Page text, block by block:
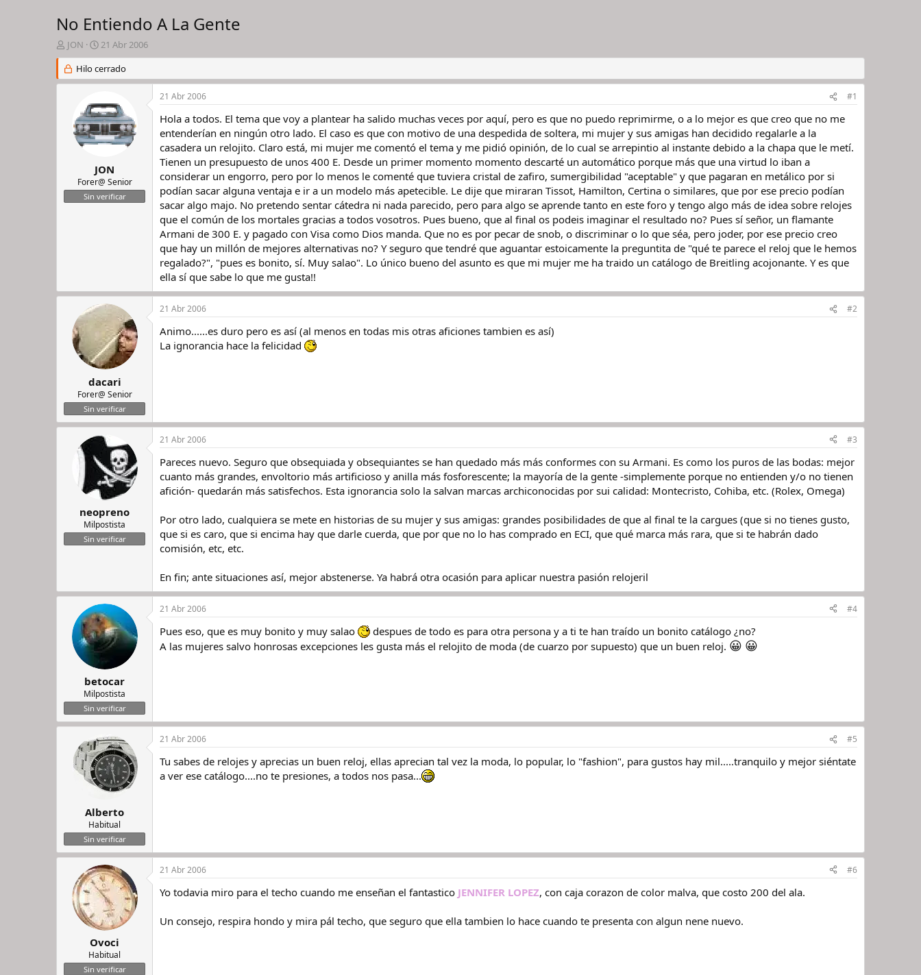
No Entiendo A La Gente
I
n
i
c
h
i
JON
F
e
c
h
d
e
i
n
c
i
o
21 Abr 2006
Hilo cerrado
JON
Forer@ Senior
Sin verificar
21 Abr 2006 #1
Hola a todos. El tema que voy a plantear ha salido muchas veces por aquí, pero es que no puedo reprimirme, o a lo mejor es que creo que no me
entenderían en ningún otro lado. El caso es que con motivo de una despedida de soltera, mi mujer y sus amigas han decidido regalarle a la
casadera un relojito. Claro está, mi mujer me comentó el tema y me pidió opinión, de lo cual se arrepintio al instante debido a la chapa que le metí.
Tienen un presupuesto de unos 400 E. Desde un primer momento momento descarté un automático porque más que una virtud lo iban a
considerar un engorro, pero por lo menos le comenté que tuviera cristal de zafiro, sumergibilidad "aceptable" y que pagaran en metálico por si
podían sacar alguna ventaja e ir a un modelo más apetecible. Le dije que miraran Tissot, Hamilton, Certina o similares, que por ese precio podían
sacar algo majo. No pretendo sentar cátedra ni nada parecido, pero para algo se aprende tanto en este foro y tengo algo más de idea sobre relojes
que el común de los mortales gracias a todos vosotros. Pues bueno, que al final os podeis imaginar el resultado no? Pues sí señor, un flamante
Armani de 300 E. y pagado con Visa como Dios manda. Que no es por pecar de snob, o discriminar o lo que séa, pero joder, por ese precio creo
que hay un millón de mejores alternativas no? Y seguro que tendré que aguantar estoicamente la preguntita de "qué te parece el reloj que le hemos
regalado?", "pues es bonito, sí. Muy salao". Lo único bueno del asunto es que mi mujer me ha traido un catálogo de Breitling acojonante. Y es que
ella sí que sabe lo que me gusta!!
dacari
Forer@ Senior
Sin verificar
21 Abr 2006 #2
Animo......es duro pero es así (al menos en todas mis otras aficiones tambien es así)
La ignorancia hace la felicidad
neopreno
Milpostista
Sin verificar
21 Abr 2006 #3
Pareces nuevo. Seguro que obsequiada y obsequiantes se han quedado más más conformes con su Armani. Es como los puros de las bodas: mejor
cuanto más grandes, envoltorio más artificioso y anilla más fosforescente; la mayoría de la gente -simplemente porque no entienden y/o no tienen
afición- quedarán más satisfechos. Esta ignorancia solo la salvan marcas archiconocidas por sui calidad: Montecristo, Cohiba, etc. (Rolex, Omega)
Por otro lado, cualquiera se mete en historias de su mujer y sus amigas: grandes posibilidades de que al final te la cargues (que si no tienes gusto,
que si es caro, que si encima hay que darle cuerda, que por que no lo has comprado en ECI, que qué marca más rara, que si te habrán dado
comisión, etc, etc.
En fin; ante situaciones así, mejor abstenerse. Ya habrá otra ocasión para aplicar nuestra pasión relojeril
betocar
Milpostista
Sin verificar
21 Abr 2006 #4
Pues eso, que es muy bonito y muy salao
despues de todo es para otra persona y a ti te han traído un bonito catálogo ¿no?
A las mujeres salvo honrosas excepciones les gusta más el relojito de moda (de cuarzo por supuesto) que un buen reloj. 😀 😀
Alberto
Habitual
Sin verificar
21 Abr 2006 #5
Tu sabes de relojes y aprecias un buen reloj, ellas aprecian tal vez la moda, lo popular, lo "fashion", para gustos hay mil.....tranquilo y mejor siéntate
a ver ese catálogo....no te presiones, a todos nos pasa...
Ovoci
Habitual
Sin verificar
21 Abr 2006 #6
Yo todavia miro para el techo cuando me enseñan el fantastico JENNIFER LOPEZ, con caja corazon de color malva, que costo 200 del ala.
Un consejo, respira hondo y mira pál techo, que seguro que ella tambien lo hace cuando te presenta con algun nene nuevo.